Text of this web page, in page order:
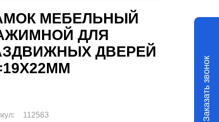
МЕБЕЛЬНЫЙ
ДЛЯ
ДВЕРЕЙ
112563 Заказать звонок